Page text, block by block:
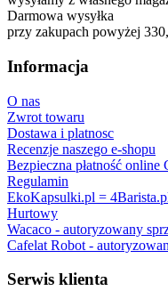
Darmowa wysyłka
przy zakupach powyżej
Informacja
O nas
Zwrot towaru
Dostawa i platnosc
Recenzje naszego e-shopu
Bezpieczna płatność online
Regulamin
EkoKapsulki.pl =
Hurtowy
Wacaco - autoryzowany
Cafelat Robot -
Serwis klienta